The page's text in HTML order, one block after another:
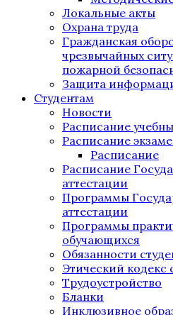
Локальные акты
Охрана труда
Гражданская
чрезвычайных
пожарной
Защита
Студентам
Новости
Расписание
Расписание
Расписание
Расписание
аттестации
Программы
аттестации
Программы
обучающихся
Обязанности
Этический кодекс
Трудоустройство
Бланки
Инклюзивное